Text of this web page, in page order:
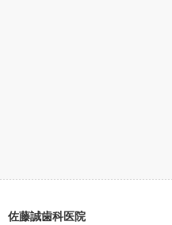
佐藤誠歯科医院